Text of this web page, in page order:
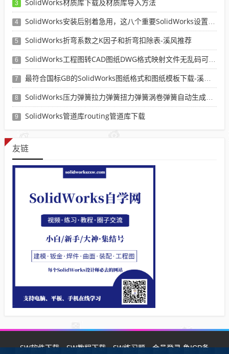
3 SolidWorks材质库下载及材质库导入方法
4 SolidWorks安装后别着急用，这八个重要SolidWorks设置可以提高你的画图效率
5 SolidWorks折弯系数之K因子和折弯扣除表-溪风推荐
6 SolidWorks工程图转CAD图纸DWG格式映射文件无乱码可分层-溪风亲测推荐
7 最符合国标GB的SolidWorks图纸格式和图纸模板下载-溪风专用版
8 SolidWorks压力弹簧拉力弹簧扭力弹簧涡卷弹簧自动生成宏程序下载
9 SolidWorks管道库routing管道库下载
友链
SW软件下载 SW教程下载 SW练习题 会员登录鲁ICP备